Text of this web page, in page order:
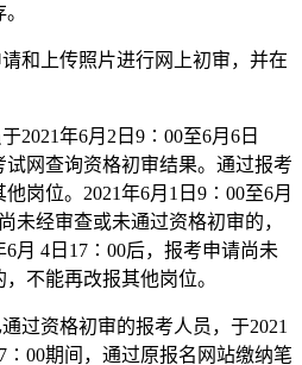
和上传照片进行网上初审，并在
2021年6月2日9∶00至6月6日
网查询资格初审结果。通过报考
岗位。2021年6月1日9∶00至6月
未经审查或未通过资格初审的，
6月 4日17∶00后，报考申请尚未
不能再改报其他岗位。
过资格初审的报考人员，于2021
期间，通过原报名网站缴纳笔